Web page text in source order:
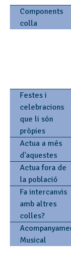
Components
colla
Festes i
celebracions
que li són
pròpies
Actua a més
d'aquestes
Actua fora de
la població
Fa intercanvis
amb altres
colles?
Musical